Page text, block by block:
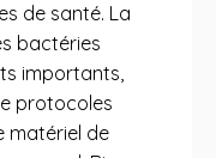
de santé. La
bactéries
importants,
protocoles
matériel de